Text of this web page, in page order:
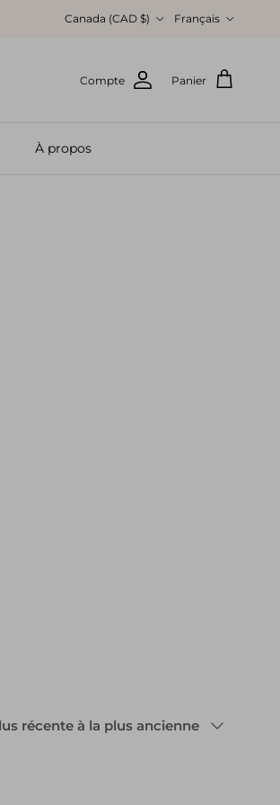
Canada (CAD $) Français
Compte Panier
À propos
récente à la plus ancienne